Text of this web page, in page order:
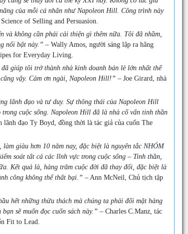
của mỗi cá nhân như Napoleon Hill. Công trình này
of Selling and Persuasion.
và không cần phải cải thiện gì thêm nữa. Tôi đã nhầm,
nổi bật này.” – Wally Amos, người sáng lập ra hãng
for Everyday Living.
giúp tôi trở thành nhà kinh doanh bán lẻ lớn nhất thế
vậy. Cảm ơn ngài, Napoleon Hill!” – Joe Girard, nhà
lãnh đạo và tư duy. Sự thông thái của Napoleon Hill
cuộc sống. Napoleon Hill đã là nhà cố vấn tinh thần
lãnh đạo Ty Boyd, đồng thời là tác giả của cuốn The
giàu hơn 10 năm nay, đặc biệt là nguyên tắc NHÓM
soát tất cả các lĩnh vực trong cuộc sống – Tinh thần,
Kết quả là, hàng trăm cuộc đời đã thay đổi, đặc biệt là
công không thể thất bại.” – Ann McNeil, Chủ tịch tập
hết những thửu thách mà chúng ta phải đối mặt hàng
sẽ muốn đọc cuốn sách này.” – Charles C.Manz, tác
Fit to Lead.